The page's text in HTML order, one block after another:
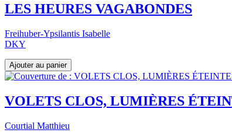
LES HEURES VAGABONDES
Freihuber-Ypsilantis Isabelle
DKY
VOLETS CLOS, LUMIÈRES
Courtial Matthieu